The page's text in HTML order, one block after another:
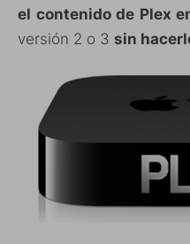
el contenido de Plex
versión 2 o 3 sin